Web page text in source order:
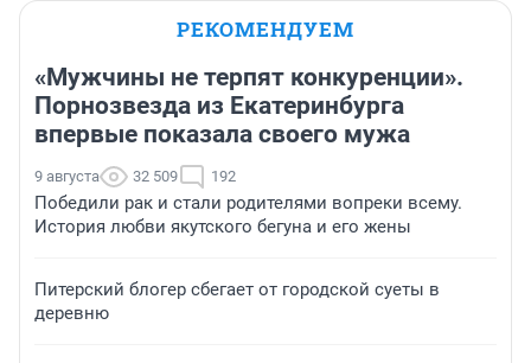
РЕКОМЕНДУЕМ
«Мужчины не терпят конкуренции».
Порнозвезда из Екатеринбурга
впервые показала своего мужа
9 августа 32 509 192
Победили рак и стали родителями вопреки всему.
История любви якутского бегуна и его жены
Питерский блогер сбегает от городской суеты в
деревню